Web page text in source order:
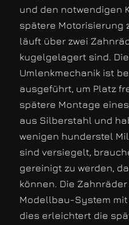
und den notwendigen
spätere Motorisierung
läuft über zwei
kugelgelagert sind.
Umlenkmechanik ist
ausgeführt, um Platz
spätere Montage
aus Silberstahl und
wenigen hunderstel
sind versiegelt,
gereinigt zu werden,
können. Die
Modellbau-System
dies erleichtert die